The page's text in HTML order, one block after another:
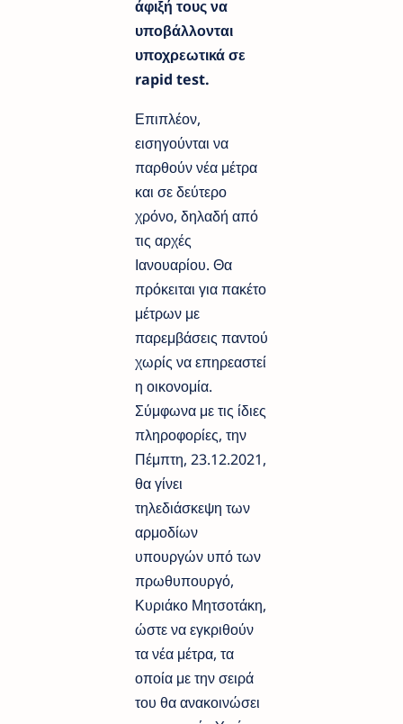
άφιξή τους να
υποβάλλονται
υποχρεωτικά σε
rapid test.
Επιπλέον,
εισηγούνται να
παρθούν νέα μέτρα
και σε δεύτερο
χρόνο, δηλαδή από
τις αρχές
Ιανουαρίου. Θα
πρόκειται για πακέτο
μέτρων με
παρεμβάσεις παντού
χωρίς να επηρεαστεί
η οικονομία.
Σύμφωνα με τις ίδιες
πληροφορίες, την
Πέμπτη, 23.12.2021,
θα γίνει
τηλεδιάσκεψη των
αρμοδίων
υπουργών υπό των
πρωθυπουργό,
Κυριάκο Μητσοτάκη,
ώστε να εγκριθούν
τα νέα μέτρα, τα
οποία με την σειρά
του θα ανακοινώσει